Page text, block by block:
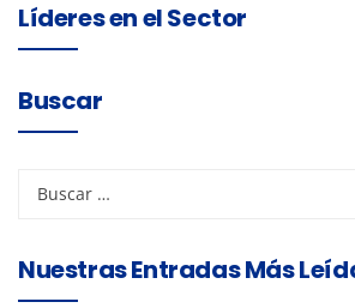
Líderes en el Sector
Buscar
Nuestras Entradas Más